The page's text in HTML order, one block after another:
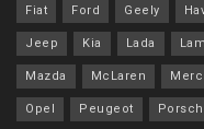
Fiat Ford Geely
Jeep Kia Lada
Mazda McLaren
Opel Peugeot